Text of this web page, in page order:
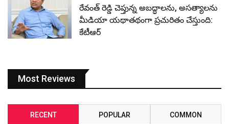
రేవంత్ రెడ్డి చెప్తున్న అబద్ధాలను, అసత్యాలను
మీడియా యథాతథంగా ప్రచురితం చేస్తుంది:
కేటీఆర్
Most Reviews
RECENT POPULAR COMMON